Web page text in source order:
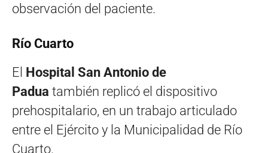
observación del paciente.
Río Cuarto
El Hospital San Antonio de
Padua también replicó el dispositivo
prehospitalario, en un trabajo articulado
entre el Ejército y la Municipalidad de Río
Cuarto.